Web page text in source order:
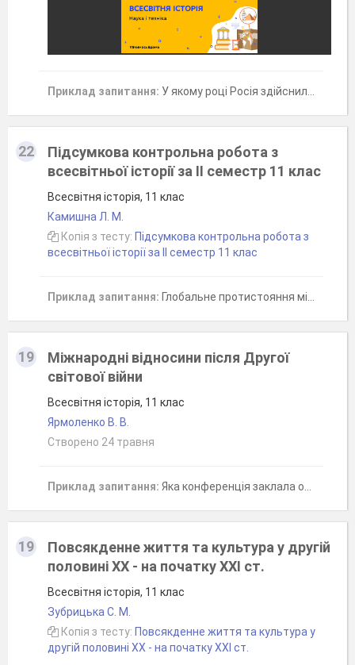
Приклад запитання: У якому році Росія здійснила акт агресії проти Грузії?
22
Підсумкова контрольна робота з
всесвітньої історії за ІІ семестр 11 клас
Всесвітня історія, 11 клас
Камишна Л. М.
Копія з тесту: Підсумкова контрольна робота з
всесвітньої історії за ІІ семестр 11 клас
Приклад запитання: Глобальне протистояння між СРСР і його союзниками з одного боку та США та їх союзниками з іншого, що тривало із середини 1940-х і до початку 1990-х рр. це-
19
Міжнародні відносини після Дрyгої
світової війни
Всесвітня історія, 11 клас
Ярмоленко В. В.
Створено 24 травня
Приклад запитання: Яка конференція заклала основи Ялтинсько-Потсдамської системи міжнародних відносин?
19
Повсякденне життя та культура у другій
половині ХХ - на початку ХХІ ст.
Всесвітня історія, 11 клас
Зубрицька С. М.
Копія з тесту: Повсякденне життя та культура у
другій половині ХХ - на початку ХХІ ст.